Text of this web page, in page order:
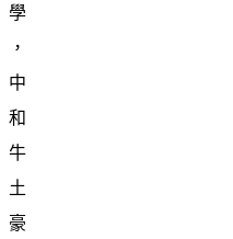
學
，
中
和
牛
土
豪